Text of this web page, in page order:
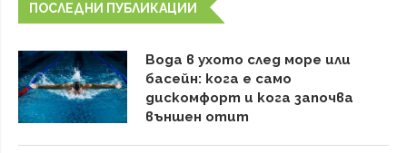
ПОСЛЕДНИ ПУБЛИКАЦИИ
Вода в ухото след море или
басейн: кога е само
дискомфорт и кога започва
външен отит